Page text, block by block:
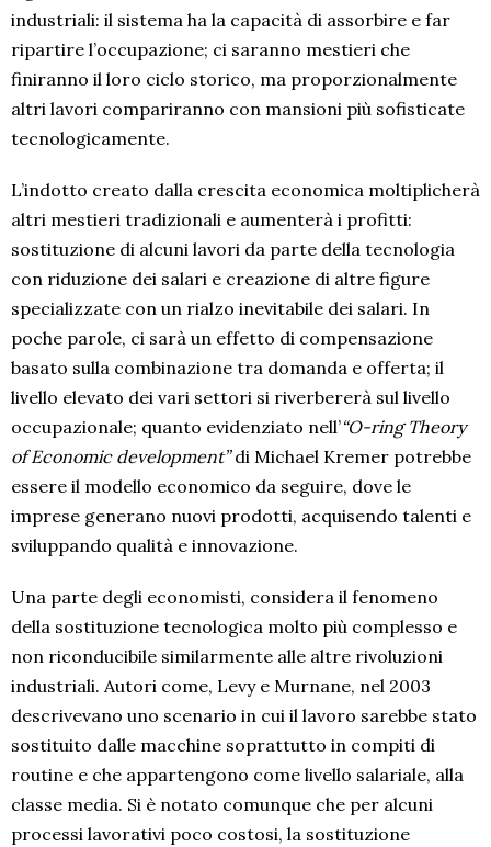
industriali: il sistema ha la capacità di assorbire e far
ripartire l’occupazione; ci saranno mestieri che
finiranno il loro ciclo storico, ma proporzionalmente
altri lavori compariranno con mansioni più sofisticate
tecnologicamente.
L’indotto creato dalla crescita economica moltiplicherà
altri mestieri tradizionali e aumenterà i profitti:
sostituzione di alcuni lavori da parte della tecnologia
con riduzione dei salari e creazione di altre figure
specializzate con un rialzo inevitabile dei salari. In
poche parole, ci sarà un effetto di compensazione
basato sulla combinazione tra domanda e offerta; il
livello elevato dei vari settori si riverbererà sul livello
occupazionale; quanto evidenziato nell’“O-ring Theory
of Economic development”di Michael Kremer potrebbe
essere il modello economico da seguire, dove le
imprese generano nuovi prodotti, acquisendo talenti e
sviluppando qualità e innovazione.
Una parte degli economisti, considera il fenomeno
della sostituzione tecnologica molto più complesso e
non riconducibile similarmente alle altre rivoluzioni
industriali. Autori come, Levy e Murnane, nel 2003
descrivevano uno scenario in cui il lavoro sarebbe stato
sostituito dalle macchine soprattutto in compiti di
routine e che appartengono come livello salariale, alla
classe media. Si è notato comunque che per alcuni
processi lavorativi poco costosi, la sostituzione